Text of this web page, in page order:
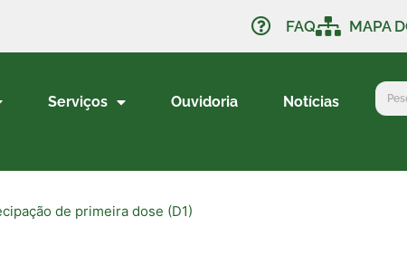
FAQ MAPA
Serviços Ouvidoria Notícias
de primeira dose (D1)